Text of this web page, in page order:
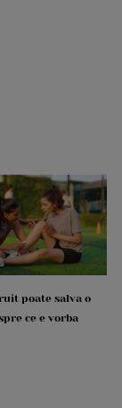
poate salva o
ce e vorba